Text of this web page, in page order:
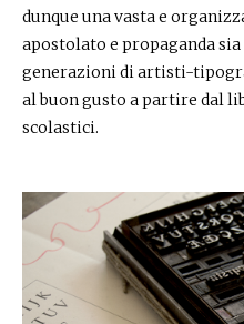
dunque una vasta e
apostolato e propaganda
generazioni di artisti-
al buon gusto a partire dal
scolastici.